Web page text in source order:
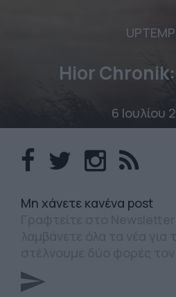
Hior
6 Ιουλίου
Mη χάνετε κανένα post